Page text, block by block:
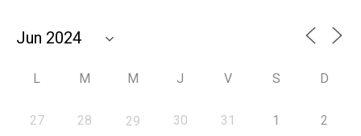
L M M J V S D
27 28 29 30 31 1 2